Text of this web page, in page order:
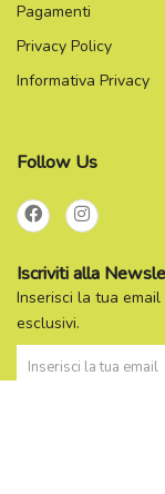
Pagamenti
Privacy Policy
Informativa Privacy
Follow Us
Iscriviti alla
Inserisci la tua
esclusivi.